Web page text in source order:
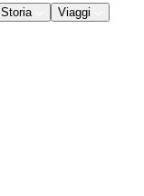
Storia Viaggi